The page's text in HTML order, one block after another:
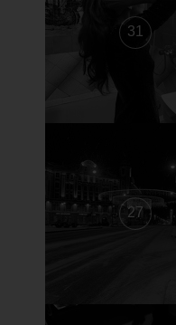
31
27